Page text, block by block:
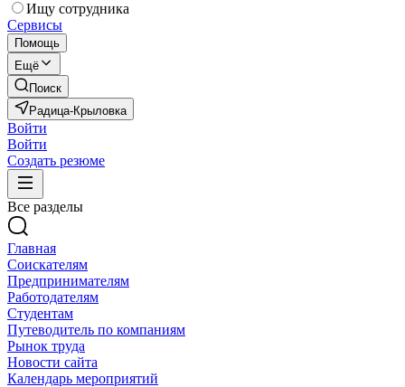
Ищу сотрудника
Сервисы
Помощь
Ещё
Поиск
Радица-Крыловка
Войти
Войти
Создать резюме
Все разделы
Главная
Соискателям
Предпринимателям
Работодателям
Студентам
Путеводитель по компаниям
Рынок труда
Новости сайта
Календарь мероприятий